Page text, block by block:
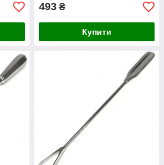
493 ₴
Купити